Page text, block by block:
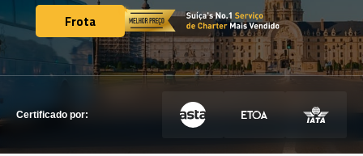
ENTRE EM CONTACTO
ENTRE EM CONTACTO
Frota
Frota
Certificado por: